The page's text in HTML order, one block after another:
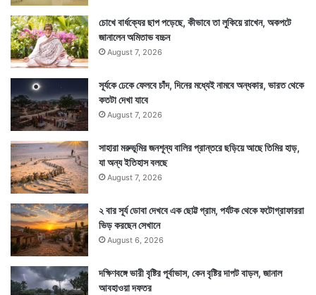
চোখে বার্ধক্যের ছাপ পড়েছে, কীভাবে তা লুকিয়ে রাখেন, অকপটে
জানালেন অমিতাভ বচ্চন
August 7, 2026
সূর্যকে ঢেকে ফেলবে চাঁদ, দিনের মধ্যেই নামবে অন্ধকার, ভারত থেকে
কতটা দেখা যাবে
August 7, 2026
সাহারা মরুভূমির জনশূন্য বালির প্রান্তরে ছড়িয়ে আছে তিমির হাড়,
যা অন্য ইতিহাস বলছে
August 7, 2026
২ বার সূর্য ডোবা দেখবে এক ছোট্ট গ্রাম, পর্যটক থেকে ফটোগ্রাফাররা
ভিড় করছেন সেখানে
August 6, 2026
দক্ষিণবঙ্গে ভারী বৃষ্টির পূর্বাভাস, কেন বৃষ্টির দাপট বাড়ল, জানাল
আবহাওয়া দফতর